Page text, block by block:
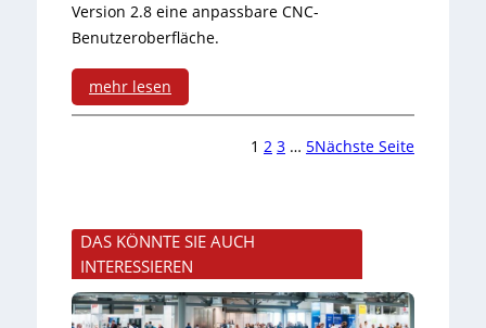
h
i
i
m
u
Version 2.8 eine anpassbare CNC-
Benutzeroberfläche.
mehr lesen
:
p
a
s
1 2 3 … 5Nächste Seite
DAS KÖNNTE SIE AUCH
INTERESSIEREN